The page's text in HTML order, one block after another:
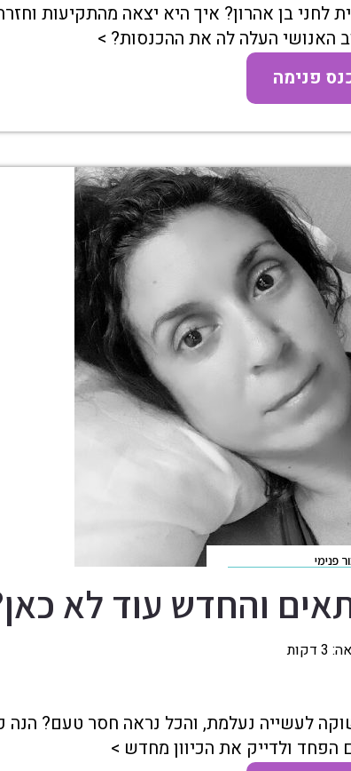
בן אהרון? איך היא יצאה מהתקיעות
האנושי העלה לה את ההכנסות? >
פנימה
פנימי
והחדש עוד לא
3 דקות
לעשייה נעלמת, והכל נראה חסר טעם? הנה
ולדייק את הכיוון מחדש >